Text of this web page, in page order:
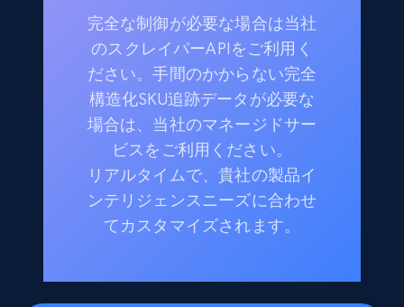
完全な制御が必要な場合は当社
のスクレイパーAPIをご利用く
ださい。手間のかからない完全
構造化SKU追跡データが必要な
場合は、当社のマネージドサー
ビスをご利用ください。
リアルタイムで、貴社の製品イ
ンテリジェンスニーズに合わせ
てカスタマイズされます。